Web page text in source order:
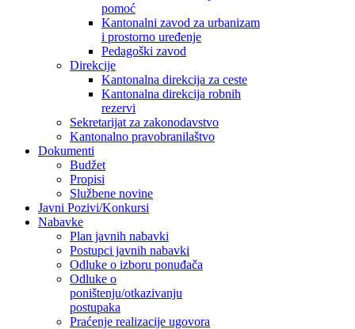
pomoć
Kantonalni zavod za urbanizam
i prostorno uređenje
Pedagoški zavod
Direkcije
Kantonalna direkcija za ceste
Kantonalna direkcija robnih
rezervi
Sekretarijat za zakonodavstvo
Kantonalno pravobranilaštvo
Dokumenti
Budžet
Propisi
Službene novine
Javni Pozivi/Konkursi
Nabavke
Plan javnih nabavki
Postupci javnih nabavki
Odluke o izboru ponuđača
Odluke o
poništenju/otkazivanju
postupaka
Praćenje realizacije ugovora